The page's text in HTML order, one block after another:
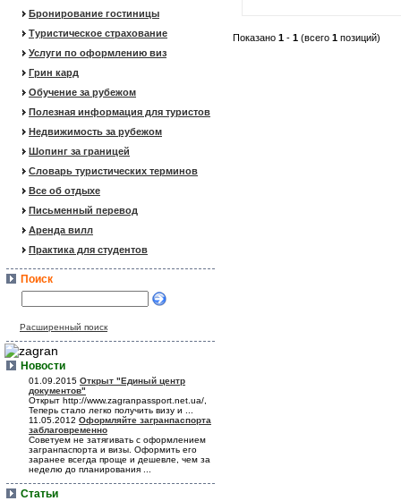
Бронирование гостиницы
Туристическое страхование
Услуги по оформлению виз
Грин кард
Обучение за рубежом
Полезная информация для туристов
Недвижимость за рубежом
Шопинг за границей
Словарь туристических терминов
Все об отдыхе
Письменный перевод
Аренда вилл
Практика для студентов
Поиск
Расширенный поиск
Новости
01.09.2015 Открыт "Единый центр
документов"
Открыт http://www.zagranpassport.net.ua/,
Теперь стало легко получить визу и ...
11.05.2012 Оформляйте загранпаспорта
заблаговременно
Советуем не затягивать с оформлением
загранпаспорта и визы. Оформить его
заранее всегда проще и дешевле, чем за
неделю до планирования ...
Статьи
Показано 1 - 1 (всего 1 позиций)